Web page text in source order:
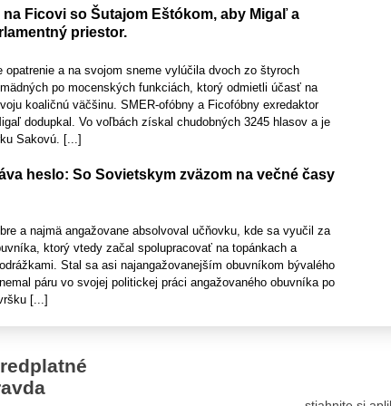
na Ficovi so Šutajom Eštókom, aby Migaľ a
priestor.
opatrenie a na svojom sneme vylúčila dvoch zo štyroch
po mocenských funkciách, ktorý odmietli účasť na
koaličnú väčšinu. SMER-ofóbny a Ficofóbny exredaktor
dodupkal. Vo voľbách získal chudobných 3245 hlasov a je
Sakovú. [...]
heslo: So Sovietskym zväzom na večné časy
a najmä angažovane absolvoval učňovku, kde sa vyučil za
ktorý vtedy začal spolupracovať na topánkach a
Stal sa asi najangažovanejším obuvníkom bývalého
páru vo svojej politickej práci angažovaného obuvníka po
[...]